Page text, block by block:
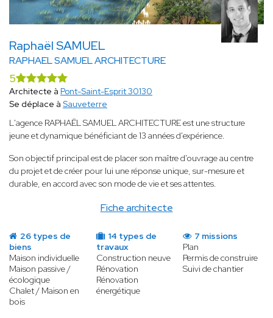
Raphaël SAMUEL
RAPHAEL SAMUEL ARCHITECTURE
Fiche architecte
5
Architecte à Pont-Saint-Esprit 30130
Se déplace à Sauveterre
L'agence RAPHAËL SAMUEL ARCHITECTURE est une structure
jeune et dynamique bénéficiant de 13 années d'expérience.
Son objectif principal est de placer son maître d'ouvrage au centre
du projet et de créer pour lui une réponse unique, sur-mesure et
durable, en accord avec son mode de vie et ses attentes.
26 types de
biens
Maison individuelle
Maison passive /
écologique
Chalet / Maison en
bois
14 types de
travaux
Construction neuve
Rénovation
Rénovation
énergétique
7 missions
Plan
Permis de construire
Suivi de chantier